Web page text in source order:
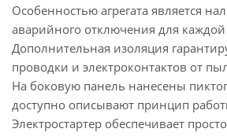
Особенностью агрегата является
аварийного отключения для каждой
Дополнительная изоляция
проводки и электроконтактов от
На боковую панель нанесены
доступно описывают принцип
Электростартер обеспечивает